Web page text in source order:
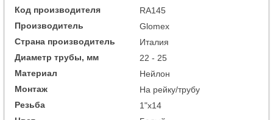
Код производителя
RA145
Производитель
Glomex
Страна производитель
Италия
Диаметр трубы, мм
22 - 25
Материал
Нейлон
Монтаж
На рейку/трубу
Резьба
1"x14